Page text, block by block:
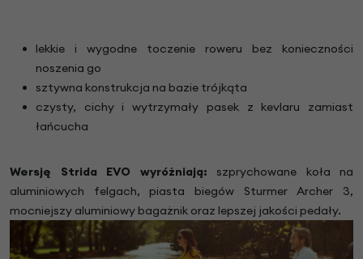
lekkie i wygodne toczenie roweru bez konieczności
noszenia go
sztywna konstrukcja na bazie trójkąta
czysty, cichy i wytrzymały pasek z kevlaru zamiast
łańcucha
Wersję Strida EVO wyróżniają: szprychowane koła na
aluminiowych felgach, piasta biegów Sturmer Archer 3,
mocniejszy aluminiowy bagażnik oraz lepszej jakości pedały.